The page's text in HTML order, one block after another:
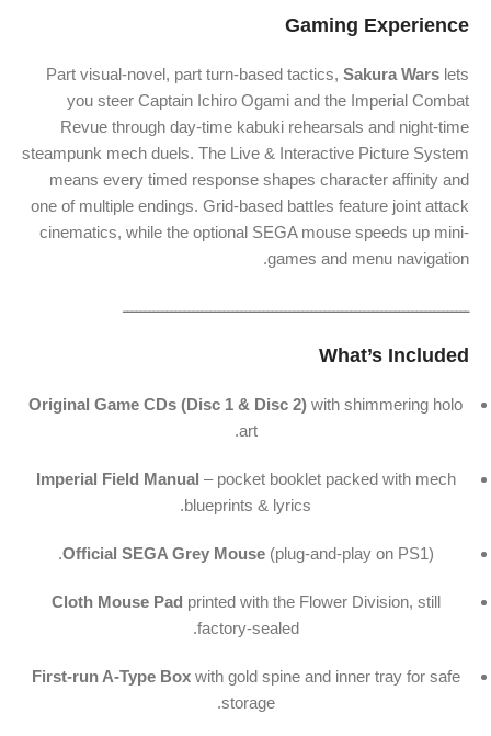
Gaming Experience
Part visual-novel, part turn-based tactics, Sakura Wars lets
you steer Captain Ichiro Ogami and the Imperial Combat
Revue through day-time kabuki rehearsals and night-time
steampunk mech duels. The Live & Interactive Picture System
means every timed response shapes character affinity and
one of multiple endings. Grid-based battles feature joint attack
cinematics, while the optional SEGA mouse speeds up mini-
games and menu navigation.
ـــــــــــــــــــــــــــــــــــــــــــــــــــــــــــــــــــــــــــــــ
What’s Included
Original Game CDs (Disc 1 & Disc 2) with shimmering holo
art.
Imperial Field Manual – pocket booklet packed with mech
blueprints & lyrics.
Official SEGA Grey Mouse(plug-and-play on PS1).
Cloth Mouse Pad printed with the Flower Division, still
factory-sealed.
First-run A-Type Box with gold spine and inner tray for safe
storage.